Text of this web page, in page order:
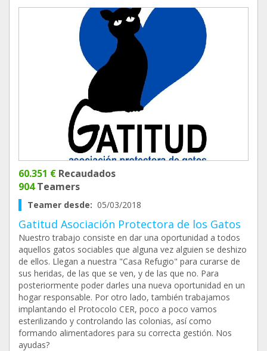
60.351 € Recaudados
904Teamers
Teamer desde: 05/03/2018
Gatitud Asociación Protectora de los Gatos
Nuestro trabajo consiste en dar una oportunidad a todos
aquellos gatos sociables que alguna vez alguien se deshizo
de ellos. Llegan a nuestra "Casa Refugio" para curarse de
sus heridas, de las que se ven, y de las que no. Para
posteriormente poder darles una nueva oportunidad en un
hogar responsable. Por otro lado, también trabajamos
implantando el Protocolo CER, poco a poco vamos
esterilizando y controlando las colonias, así como
formando alimentadores para su correcta gestión. Nos
ayudas?